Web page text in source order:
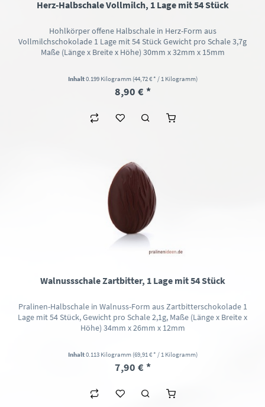
Herz-Halbschale Vollmilch, 1 Lage mit 54 Stück
Hohlkörper offene Halbschale in Herz-Form aus
Vollmilchschokolade 1 Lage mit 54 Stück Gewicht pro Schale 3,7g
Maße (Länge x Breite x Höhe) 30mm x 32mm x 15mm
Inhalt0.199 Kilogramm (44,72 € * / 1 Kilogramm)
8,90 € *
Walnussschale Zartbitter, 1 Lage mit 54 Stück
Pralinen-Halbschale in Walnuss-Form aus Zartbitterschokolade 1
Lage mit 54 Stück, Gewicht pro Schale 2,1g, Maße (Länge x Breite x
Höhe) 34mm x 26mm x 12mm
Inhalt0.113 Kilogramm (69,91 € * / 1 Kilogramm)
7,90 € *